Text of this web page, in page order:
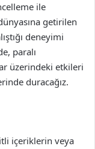
ile
getirilen
deneyimi
paralı
üzerindeki etkileri
duracağız.
içeriklerin veya